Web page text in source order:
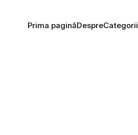
Prima paginăDespreCategorii